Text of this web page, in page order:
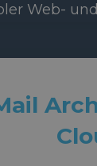
Web-